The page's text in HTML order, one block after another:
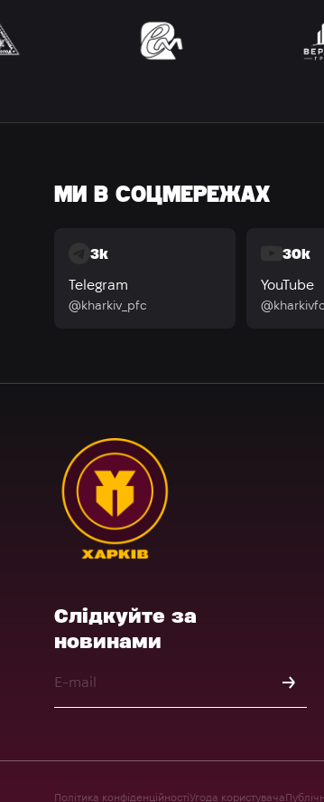
МИ В СОЦМЕРЕЖАХ
3k
Telegram
@kharkiv_pfc
30k
YouTube
@kharkivfc
Слідкуйте за
новинами
Політика конфіденційностіУгода користувача